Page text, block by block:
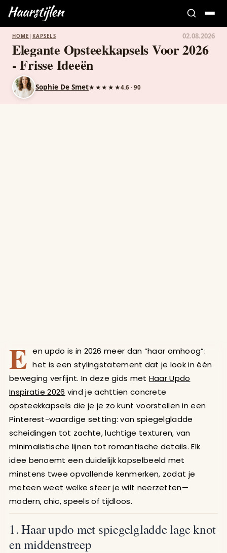
HOME | KAPSELS 02.08.2026
Elegante Opsteekkapsels Voor 2026
- Frisse Ideeën
Sophie De Smet★★★★★4.6 · 90
E en updo is in 2026 meer dan “haar omhoog”:
het is een stylingstatement dat je look in één
beweging verfijnt. In deze gids met Haar Updo
Inspiratie 2026 vind je achttien concrete
opsteekkapsels die je je zo kunt voorstellen in een
Pinterest-waardige setting: van spiegelgladde
scheidingen tot zachte, luchtige texturen, van
minimalistische lijnen tot romantische details. Elk
idee benoemt een duidelijk kapselbeeld met
minstens twee opvallende kenmerken, zodat je
meteen weet welke sfeer je wilt neerzetten—
modern, chic, speels of tijdloos.
1. Haar updo met spiegelgladde lage knot
en middenstreep